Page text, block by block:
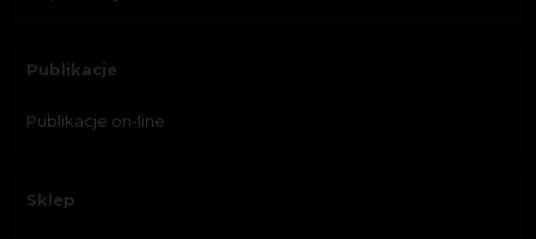
Publikacje
Publikacje on-line
Sklep